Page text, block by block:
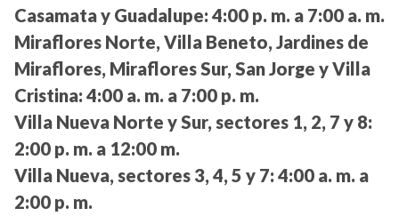
Casamata y Guadalupe: 4:00 p. m. a 7:00 a. m.
Miraflores Norte, Villa Beneto, Jardines de
Miraflores, Miraflores Sur, San Jorge y Villa
Cristina: 4:00 a. m. a 7:00 p. m.
Villa Nueva Norte y Sur, sectores 1, 2, 7 y 8:
2:00 p. m. a 12:00 m.
Villa Nueva, sectores 3, 4, 5 y 7: 4:00 a. m. a
2:00 p. m.